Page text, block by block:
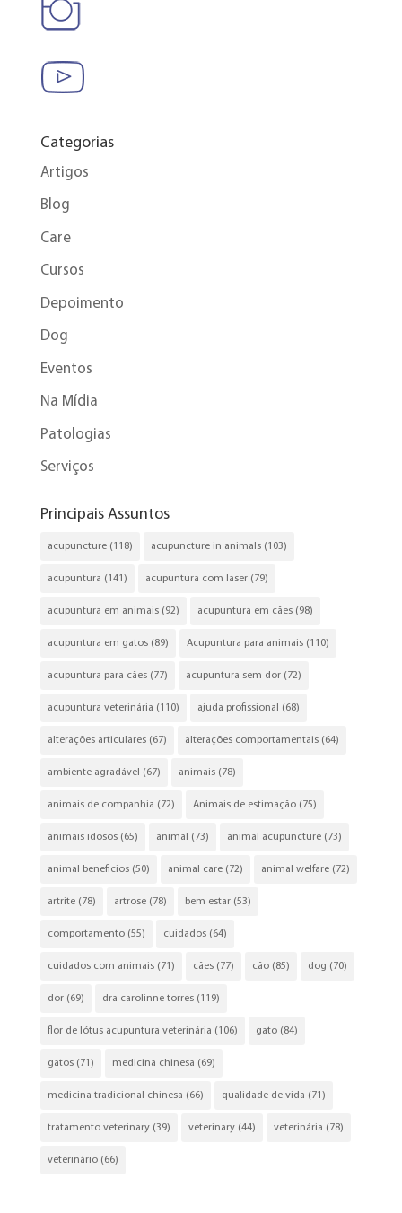
Categorias
Artigos
Blog
Care
Cursos
Depoimento
Dog
Eventos
Na Mídia
Patologias
Serviços
Principais Assuntos
acupuncture(118) acupuncture in animals(103)
acupuntura (141) acupuntura com laser(79)
acupuntura em animais(92) acupuntura em cães(98)
acupuntura em gatos(89) Acupuntura para animais(110)
acupuntura para cães(77) acupuntura sem dor(72)
acupuntura veterinária (110) ajuda profissional (68)
alterações articulares(67) alterações comportamentais(64)
ambiente agradável (67) animais(78)
animais de companhia (72) Animais de estimação(75)
animais idosos(65) animal (73) animal acupuncture(73)
animal beneficios(50) animal care(72) animal welfare(72)
artrite(78) artrose(78) bem estar(53)
comportamento(55) cuidados(64)
cuidados com animais(71) cães(77) cão(85) dog (70)
dor(69) dra carolinne torres(119)
flor de lótus acupuntura veterinária (106) gato(84)
gatos(71) medicina chinesa (69)
medicina tradicional chinesa (66) qualidade de vida (71)
tratamento veterinary(39) veterinary(44) veterinária (78)
veterinário(66)